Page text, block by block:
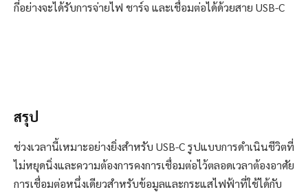
กี่อย่างจะได้รับการจ่ายไฟ ชาร์จ และเชื่อมต่อได้ด้วยสาย USB-C
สรุป
ช่วงเวลานี้เหมาะอย่างยิ่งสำหรับ USB-C รูปแบบการดำเนินชีวิตที่
ไม่หยุดนิ่งและความต้องการคงการเชื่อมต่อไว้ตลอดเวลาต้องอาศัย
การเชื่อมต่อหนึ่งเดียวสำหรับข้อมูลและกระแสไฟฟ้าที่ใช้ได้กับ